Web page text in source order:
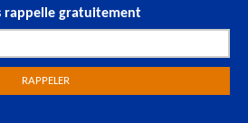
rappelle gratuitement